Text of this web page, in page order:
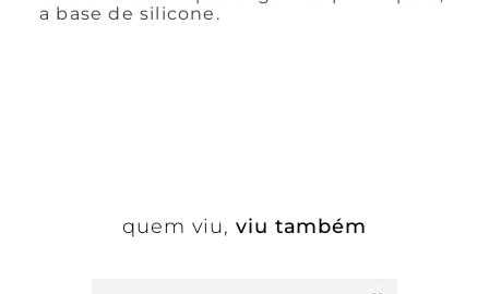
a base de silicone.
quem viu, viu também